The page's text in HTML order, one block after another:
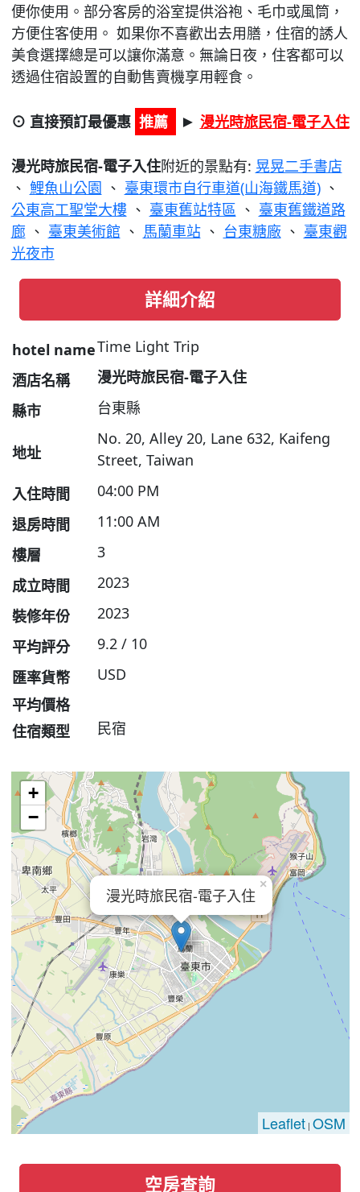
便你使用。部分客房的浴室提供浴袍、毛巾或風筒，
方便住客使用。 如果你不喜歡出去用膳，住宿的誘人
美食選擇總是可以讓你滿意。無論日夜，住客都可以
透過住宿設置的自動售賣機享用輕食。
⊙ 直接預訂最優惠 推薦 ► 漫光時旅民宿-電子入住
漫光時旅民宿-電子入住附近的景點有: 晃晃二手書店
、 鯉魚山公園 、 臺東環市自行車道(山海鐵馬道)、
公東高工聖堂大樓、 臺東舊站特區 、 臺東舊鐵道路
廊、 臺東美術館 、 馬蘭車站、 台東糖廠、 臺東觀
光夜市
詳細介紹
hotel nameTime Light Trip
酒店名稱
漫光時旅民宿-電子入住
縣市
台東縣
地址
No. 20, Alley 20, Lane 632, Kaifeng
Street, Taiwan
入住時間
04:00 PM
退房時間
11:00 AM
樓層
3
成立時間
2023
裝修年份
2023
平均評分
9.2 / 10
匯率貨幣
USD
平均價格
住宿類型
民宿
漫光時旅民宿-電子入住
×
+
−
Leaflet| OSM
空房查詢